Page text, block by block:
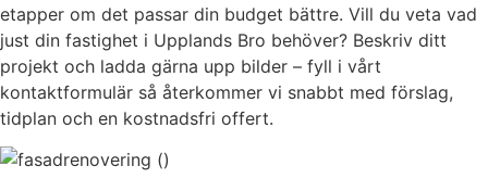
etapper om det passar din budget bättre. Vill du veta vad
just din fastighet i Upplands Bro behöver? Beskriv ditt
projekt och ladda gärna upp bilder – fyll i vårt
kontaktformulär så återkommer vi snabbt med förslag,
tidplan och en kostnadsfri offert.